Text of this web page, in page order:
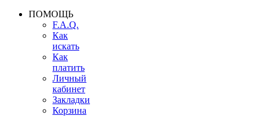
ПОМОЩЬ
F.A.Q.
Как
искать
Как
платить
Личный
кабинет
Закладки
Корзина